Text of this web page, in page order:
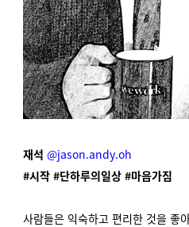
재석 @jason.andy.oh
#시작 #단하루의일상 #마음가짐
사람들은 익숙하고 편리한 것을 좋